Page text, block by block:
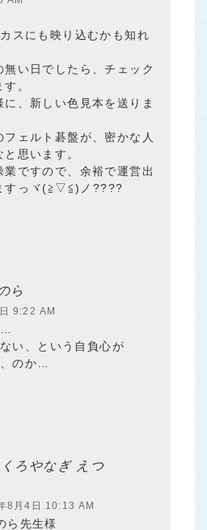
スにも映り込むかも知れ
無い日でしたら、チェック
。
、新しい色見本を送りま
ェルト碁盤が、密かな人
思います。
業ですので、余裕で運営出
すっヾ(≧▽≦)ノ????
ら
9:22 AM
い、という自負心が
のか…
くろやなぎ えつ
8月4日 10:13 AM
ら先生様